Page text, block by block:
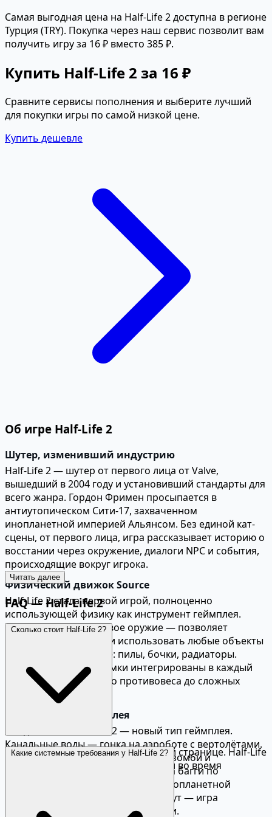
Самая выгодная цена на Half-Life 2 доступна в регионе
Турция (TRY). Покупка через наш сервис позволит вам
получить игру за 16 ₽ вместо 385 ₽.
Купить Half-Life 2 за 16 ₽
Сравните сервисы пополнения и выберите лучший
для покупки игры по самой низкой цене.
Купить дешевле
Об игре Half-Life 2
Шутер, изменивший индустрию
Half-Life 2 — шутер от первого лица от Valve,
вышедший в 2004 году и установивший стандарты для
всего жанра. Гордон Фримен просыпается в
антиутопическом Сити-17, захваченном
инопланетной империей Альянсом. Без единой кат-
сцены, от первого лица, игра рассказывает историю о
восстании через окружение, диалоги NPC и события,
происходящие вокруг игрока.
Физический движок Source
Half-Life 2 стала первой игрой, полноценно
использующей физику как инструмент геймплея.
Гравипушка — культовое оружие — позволяет
поднимать, швырять и использовать любые объекты
окружения как оружие: пилы, бочки, радиаторы.
Физические головоломки интегрированы в каждый
уровень — от простого противовеса до сложных
механизмов.
Разнообразие геймплея
Каждая глава Half-Life 2 — новый тип геймплея.
Канальные воды — гонка на аэроботе с вертолётами.
Рейвенхольм — хоррор-уровень с зомби и
ловушками. Шоссе 17 — поездка на багги по
побережью. Цитадель — штурм инопланетной
крепости. Ни один раздел не затянут — игра
постоянно меняет темп и механики.
Читать далее
FAQ — Half-Life 2
Сколько стоит Half-Life 2?
Актуальная цена указана на данной странице. Half-Life
2 регулярно продаётся со скидками во время
Какие системные требования у Half-Life 2?